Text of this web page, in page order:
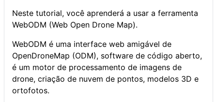
Neste tutorial, você aprenderá a usar a ferramenta
WebODM (Web Open Drone Map).
WebODM é uma interface web amigável de
OpenDroneMap (ODM), software de código aberto,
é um motor de processamento de imagens de
drone, criação de nuvem de pontos, modelos 3D e
ortofotos.